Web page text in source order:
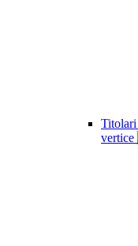
vertice